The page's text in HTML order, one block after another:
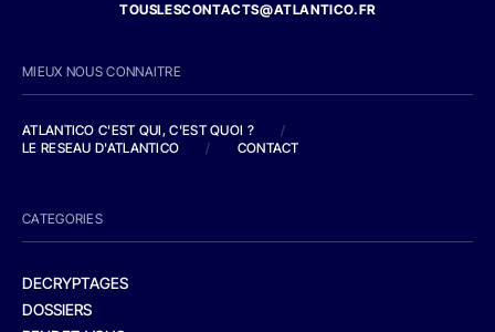
TOUSLESCONTACTS@ATLANTICO.FR
MIEUX NOUS CONNAITRE
ATLANTICO C'EST QUI, C'EST QUOI ?
/
LE RESEAU D'ATLANTICO
/ CONTACT
CATEGORIES
DECRYPTAGES
DOSSIERS